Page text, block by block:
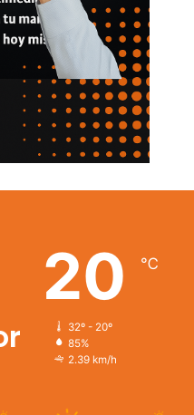
20 ℃
32º - 20º
85%
2.39 km/h